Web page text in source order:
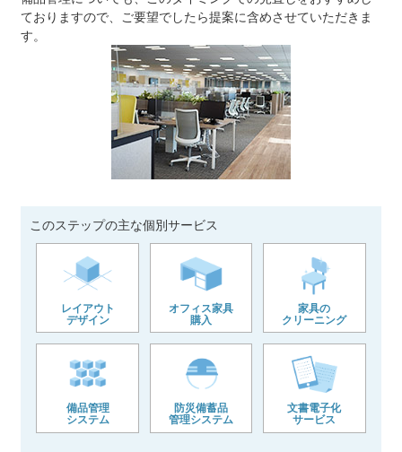
ておりますので、ご要望でしたら提案に含めさせていただきま
す。
このステップの主な個別サービス
レイアウト
デザイン
オフィス家具
購入
家具の
クリーニング
備品管理
システム
防災備蓄品
管理システム
文書電子化
サービス